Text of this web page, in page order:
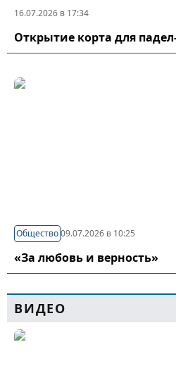
16.07.2026 в 17:34
Открытие корта для
Общество09.07.2026 в 10:25
«За любовь и верность»
ВИДЕО